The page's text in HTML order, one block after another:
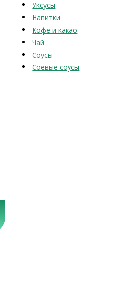
Уксусы
Напитки
Кофе и какао
Чай
Соусы
Соевые соусы